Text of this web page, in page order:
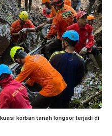
korban tanah longsor terjadi di